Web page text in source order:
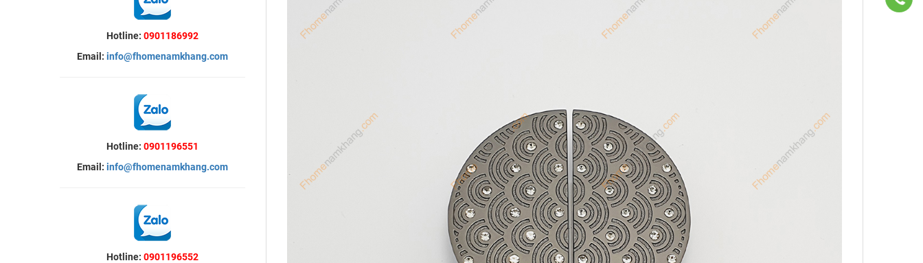
Hotline: 0901186992
Email: info@fhomenamkhang.com
Hotline: 0901196551
Email: info@fhomenamkhang.com
Hotline: 0901196552